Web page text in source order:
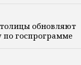
обновляют
по госпрограмме